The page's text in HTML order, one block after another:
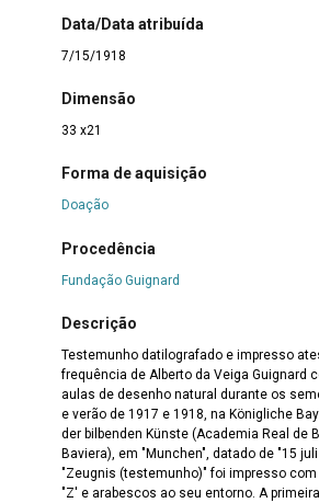
Data/Data atribuída
7/15/1918
Dimensão
33 x21
Forma de aquisição
Doação
Procedência
Fundação Guignard
Descrição
Testemunho datilografado e impresso
frequência de Alberto da Veiga Guignard
aulas de desenho natural durante os
e verão de 1917 e 1918, na Königliche
der bilbenden Künste (Academia Real de
Baviera), em "Munchen", datado de "15
"Zeugnis (testemunho)" foi impresso
"Z' e arabescos ao seu entorno. A